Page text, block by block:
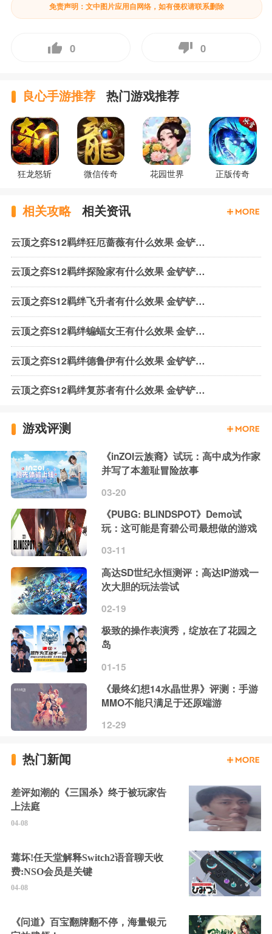
免责声明：文中图片应用自网络，如有侵权请联系删除
0 0
良心手游推荐 热门游戏推荐
狂龙怒斩 微信传奇 花园世界 正版传奇
相关攻略 相关资讯
云顶之弈S12羁绊狂厄蔷薇有什么效果 金铲铲之战S12狂厄蔷薇羁绊介绍
云顶之弈S12羁绊探险家有什么效果 金铲铲之战S12探险家羁绊介绍
云顶之弈S12羁绊飞升者有什么效果 金铲铲之战S12飞升者羁绊介绍
云顶之弈S12羁绊蝙蝠女王有什么效果 金铲铲之战S12蝙蝠女王羁绊介绍
云顶之弈S12羁绊德鲁伊有什么效果 金铲铲之战S12德鲁伊羁绊介绍
云顶之弈S12羁绊复苏者有什么效果 金铲铲之战S12复苏者羁绊介绍
游戏评测
《inZOI云族裔》试玩：高中成为作家
并写了本羞耻冒险故事
03-20
《PUBG: BLINDSPOT》Demo试
玩：这可能是育碧公司最想做的游戏
03-11
高达SD世纪永恒测评：高达IP游戏一
次大胆的玩法尝试
02-19
极致的操作表演秀，绽放在了花园之
岛
01-15
《最终幻想14水晶世界》评测：手游
MMO不能只满足于还原端游
12-29
热门新闻
差评如潮的《三国杀》终于被玩家告
上法庭
04-08
蔫坏!任天堂解释Switch2语音聊天收
费:NSO会员是关键
04-08
《问道》百宝翻牌翻不停，海量银元